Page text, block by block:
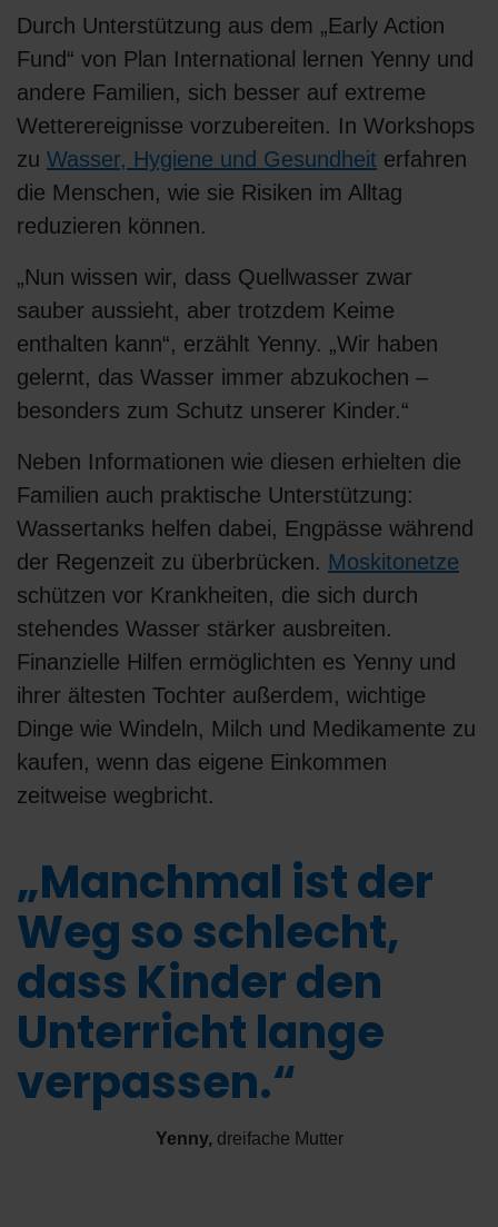
Durch Unterstützung aus dem „Early Action
Fund“ von Plan International lernen Yenny und
andere Familien, sich besser auf extreme
Wetterereignisse vorzubereiten. In Workshops
zu Wasser, Hygiene und Gesundheit erfahren
die Menschen, wie sie Risiken im Alltag
reduzieren können.
„Nun wissen wir, dass Quellwasser zwar
sauber aussieht, aber trotzdem Keime
enthalten kann“, erzählt Yenny. „Wir haben
gelernt, das Wasser immer abzukochen –
besonders zum Schutz unserer Kinder.“
Neben Informationen wie diesen erhielten die
Familien auch praktische Unterstützung:
Wassertanks helfen dabei, Engpässe während
der Regenzeit zu überbrücken. Moskitonetze
schützen vor Krankheiten, die sich durch
stehendes Wasser stärker ausbreiten.
Finanzielle Hilfen ermöglichten es Yenny und
ihrer ältesten Tochter außerdem, wichtige
Dinge wie Windeln, Milch und Medikamente zu
kaufen, wenn das eigene Einkommen
zeitweise wegbricht.
„Manchmal ist der
Weg so schlecht,
dass Kinder den
Unterricht lange
verpassen.“
Yenny, dreifache Mutter